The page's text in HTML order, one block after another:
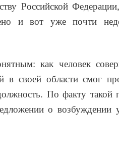
Российской
и вот уже почти
как человек
в своей области смог
По факту такой
о возбуждении